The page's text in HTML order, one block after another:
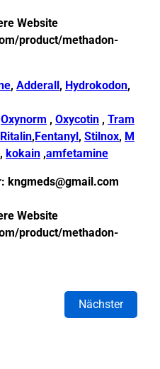
Website
product/methadon-
, Adderall , Hydrokodon,
Oxynorm , Oxycotin , Tram
Ritalin, Fentanyl , Stilnox, M
, kokain ,amfetamine
kngmeds@gmail.com
Website
product/methadon-
Nächster